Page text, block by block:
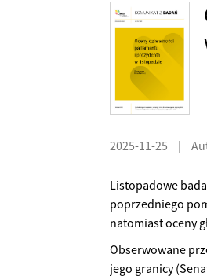
2025-11-25 |
Listopadowe
poprzedniego
natomiast oceny
Obserwowane
jego granicy